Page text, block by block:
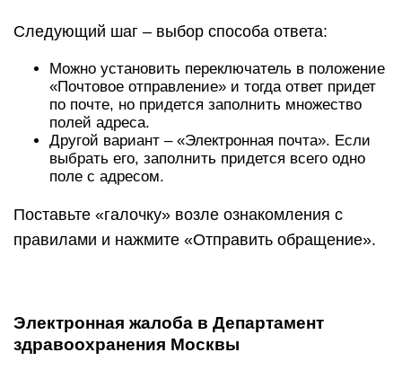
Следующий шаг – выбор способа ответа:
Можно установить переключатель в положение
«Почтовое отправление» и тогда ответ придет
по почте, но придется заполнить множество
полей адреса.
Другой вариант – «Электронная почта». Если
выбрать его, заполнить придется всего одно
поле с адресом.
Поставьте «галочку» возле ознакомления с
правилами и нажмите «Отправить обращение».
Электронная жалоба в Департамент
здравоохранения Москвы